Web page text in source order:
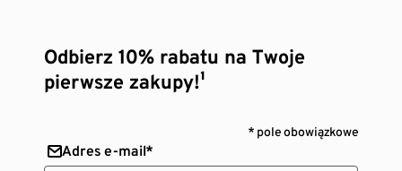
Odbierz 10% rabatu na Twoje
pierwsze zakupy!¹
* pole obowiązkowe
Adres e-mail*